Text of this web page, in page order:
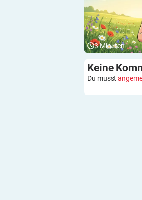
3Minuten
Keine
Du musst